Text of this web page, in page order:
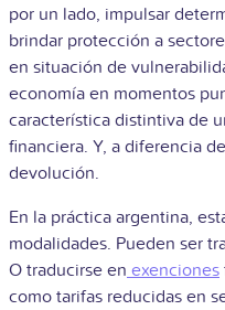
por un lado, impulsar
brindar protección a
en situación de
economía en momentos
característica distintiva de
financiera. Y, a diferencia
devolución.
En la práctica argentina,
modalidades. Pueden ser
O traducirse en exenciones
como tarifas reducidas en